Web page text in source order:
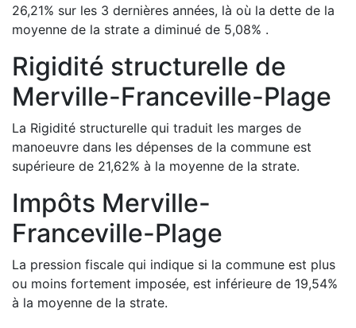
26,21% sur les 3 dernières années, là où la dette de la
moyenne de la strate a diminué de 5,08% .
Rigidité structurelle de
Merville-Franceville-Plage
La Rigidité structurelle qui traduit les marges de
manoeuvre dans les dépenses de la commune est
supérieure de 21,62% à la moyenne de la strate.
Impôts Merville-
Franceville-Plage
La pression fiscale qui indique si la commune est plus
ou moins fortement imposée, est inférieure de 19,54%
à la moyenne de la strate.